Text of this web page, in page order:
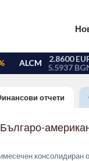
отчети
консолидиран